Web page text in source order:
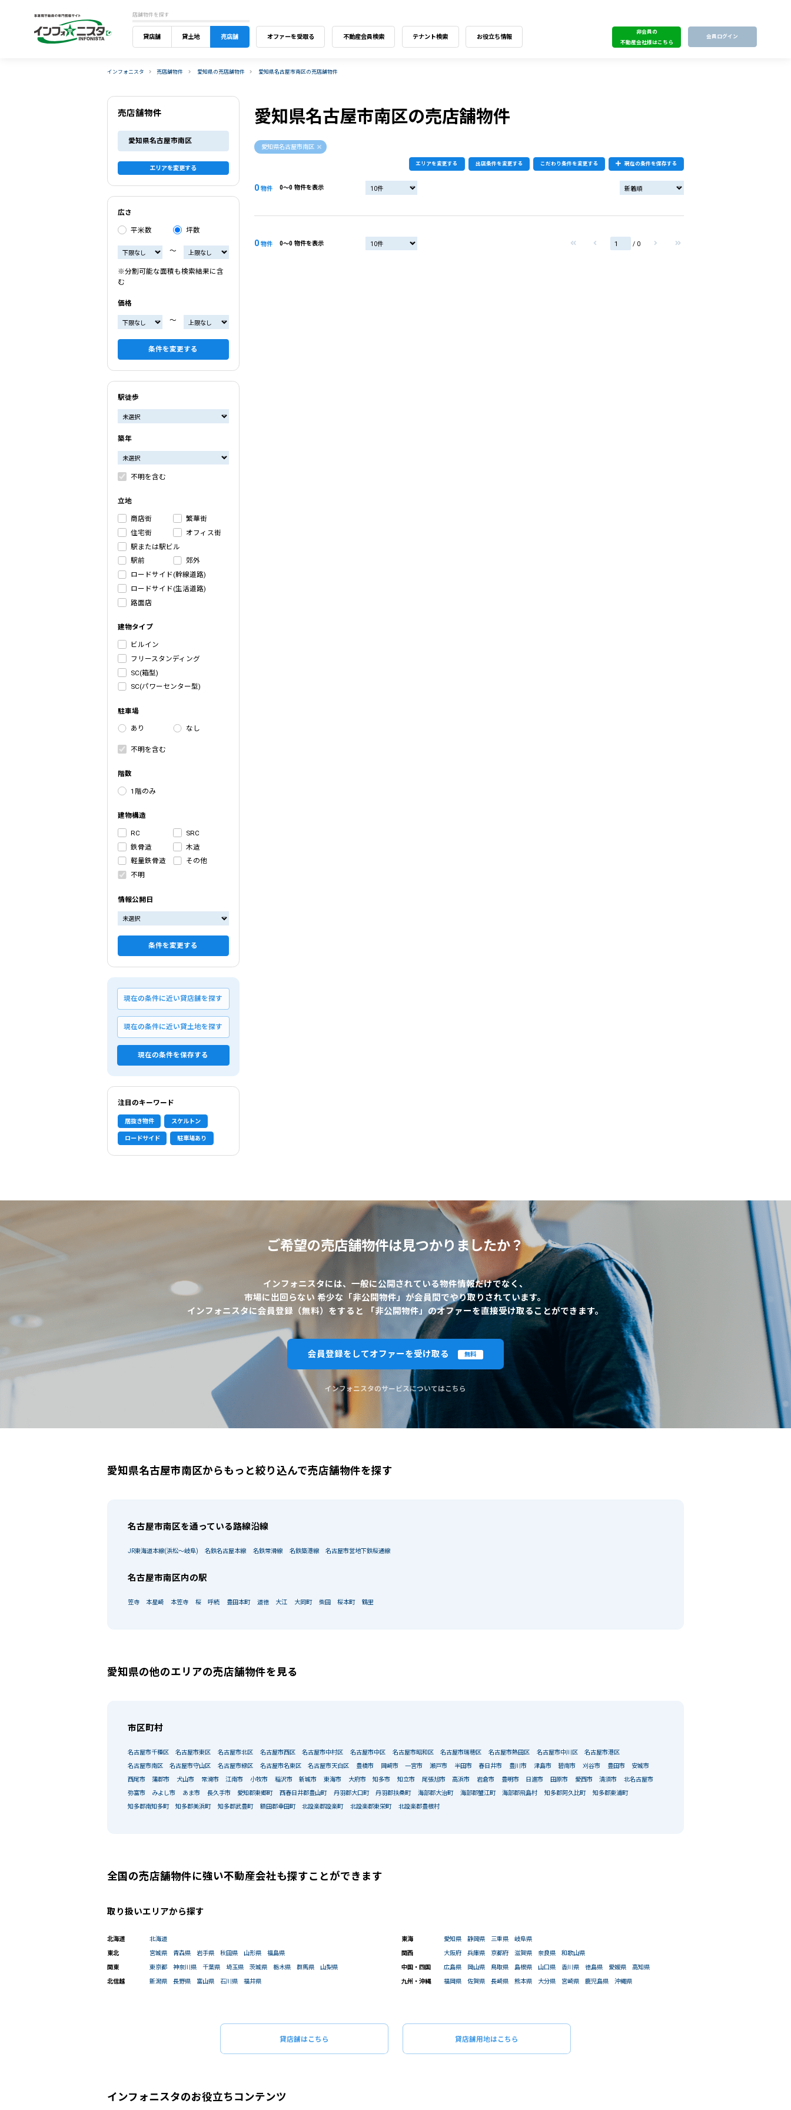
店舗物件を探す
貸店舗 貸土地 売店舗 オファーを受取る 不動産会員検索 テナント検索 お役立ち情報
非会員の
不動産会社様はこちら
会員ログイン
インフォニスタ 売店舗物件 愛知県の売店舗物件 愛知県名古屋市南区の売店舗物件
愛知県名古屋市南区の売店舗物件
愛知県名古屋市南区
エリアを変更する 出店条件を変更する こだわり条件を変更する 現在の条件を保存する
0物件 0〜0 物件を表示
0物件 0〜0 物件を表示 / 0
売店舗物件
愛知県名古屋市南区
エリアを変更する
広さ
平米数 坪数
〜
※分割可能な面積も検索結果に含
む
価格
〜
条件を変更する
駅徒歩
築年
不明を含む
立地
商店街
繁華街
住宅街
オフィス街
駅または駅ビル
駅前
郊外
ロードサイド(幹線道路)
ロードサイド(生活道路)
路面店
建物タイプ
ビルイン
フリースタンディング
SC(箱型)
SC(パワーセンター型)
駐車場
あり なし
不明を含む
階数
1階のみ
建物構造
RC
SRC
鉄骨造
木造
軽量鉄骨造
その他
不明
情報公開日
条件を変更する
現在の条件に近い貸店舗を探す
現在の条件に近い貸土地を探す
現在の条件を保存する
注目のキーワード
居抜き物件 スケルトン
ロードサイド 駐車場あり
ご希望の売店舗物件は見つかりましたか？
インフォニスタには、一般に公開されている物件情報だけでなく、
市場に出回らない 希少な「非公開物件」が会員間でやり取りされています。
インフォニスタに会員登録（無料）をすると 「非公開物件」のオファーを直接受け取ることができます。
会員登録をしてオファーを受け取る 無料
インフォニスタのサービスについてはこちら
閉じる
選択中の条件
愛知県名古屋市南区
該当物件数0件
エリア 出店条件 こだわり条件
この条件で検索
駅選択の場合は路線ごとに該当するものを全て選択してください。（例：「JR山手線 新宿駅」と「小田急線 新宿駅」では検索結果が異なる場合があります。）
愛知県名古屋市南区からもっと絞り込んで売店舗物件を探す
名古屋市南区を通っている路線沿線
JR東海道本線(浜松～岐阜) 名鉄名古屋本線 名鉄常滑線 名鉄築港線 名古屋市営地下鉄桜通線
名古屋市南区内の駅
笠寺 本星崎 本笠寺 桜 呼続 豊田本町 道徳 大江 大同町 柴田 桜本町 鶴里
愛知県の他のエリアの売店舗物件を見る
市区町村
名古屋市千種区 名古屋市東区 名古屋市北区 名古屋市西区 名古屋市中村区 名古屋市中区 名古屋市昭和区 名古屋市瑞穂区 名古屋市熱田区 名古屋市中川区 名古屋市港区
名古屋市南区 名古屋市守山区 名古屋市緑区 名古屋市名東区 名古屋市天白区 豊橋市 岡崎市 一宮市 瀬戸市 半田市 春日井市 豊川市 津島市 碧南市 刈谷市 豊田市 安城市
西尾市 蒲郡市 犬山市 常滑市 江南市 小牧市 稲沢市 新城市 東海市 大府市 知多市 知立市 尾張旭市 高浜市 岩倉市 豊明市 日進市 田原市 愛西市 清須市 北名古屋市
弥富市 みよし市 あま市 長久手市 愛知郡東郷町 西春日井郡豊山町 丹羽郡大口町 丹羽郡扶桑町 海部郡大治町 海部郡蟹江町 海部郡飛島村 知多郡阿久比町 知多郡東浦町
知多郡南知多町 知多郡美浜町 知多郡武豊町 額田郡幸田町 北設楽郡設楽町 北設楽郡東栄町 北設楽郡豊根村
全国の売店舗物件に強い不動産会社も探すことができます
取り扱いエリアから探す
北海道 北海道
東北 宮城県 青森県 岩手県 秋田県 山形県 福島県
関東 東京都 神奈川県 千葉県 埼玉県 茨城県 栃木県 群馬県 山梨県
北信越 新潟県 長野県 富山県 石川県 福井県
東海 愛知県 静岡県 三重県 岐阜県
関西 大阪府 兵庫県 京都府 滋賀県 奈良県 和歌山県
中国・四国 広島県 岡山県 鳥取県 島根県 山口県 香川県 徳島県 愛媛県 高知県
九州・沖縄 福岡県 佐賀県 長崎県 熊本県 大分県 宮崎県 鹿児島県 沖縄県
貸店舗はこちら 貸店舗用地はこちら
インフォニスタのお役立ちコンテンツ